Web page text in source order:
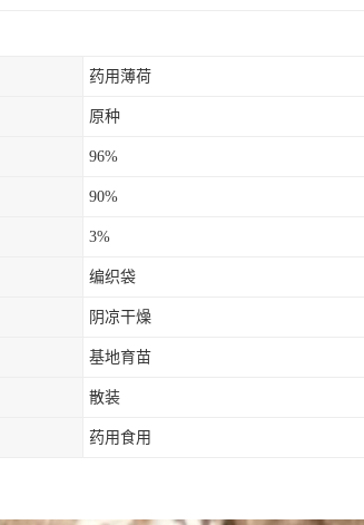
药用薄荷
原种
96%
90%
3%
编织袋
阴凉干燥
基地育苗
散装
药用食用